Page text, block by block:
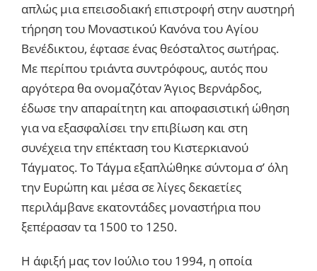
απλώς μια επεισοδιακή επιστροφή στην αυστηρή
τήρηση του Μοναστικού Κανόνα του Αγίου
Βενέδικτου, έφτασε ένας θεόσταλτος σωτήρας.
Με περίπου τριάντα συντρόφους, αυτός που
αργότερα θα ονομαζόταν Άγιος Βερνάρδος,
έδωσε την απαραίτητη και αποφασιστική ώθηση
για να εξασφαλίσει την επιβίωση και στη
συνέχεια την επέκταση του Κιστερκιανού
Τάγματος. Το Τάγμα εξαπλώθηκε σύντομα σ’ όλη
την Ευρώπη και μέσα σε λίγες δεκαετίες
περιλάμβανε εκατοντάδες μοναστήρια που
ξεπέρασαν τα 1500 το 1250.
Η άφιξή μας τον Ιούλιο του 1994, η οποία